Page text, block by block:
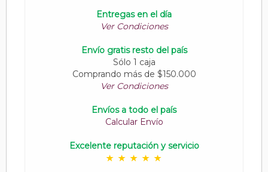
Entregas en el día
Ver Condiciones
Envío gratis resto del país
Sólo 1 caja
Comprando más de $150.000
Ver Condiciones
Envíos a todo el país
Calcular Envío
Excelente reputación y servicio